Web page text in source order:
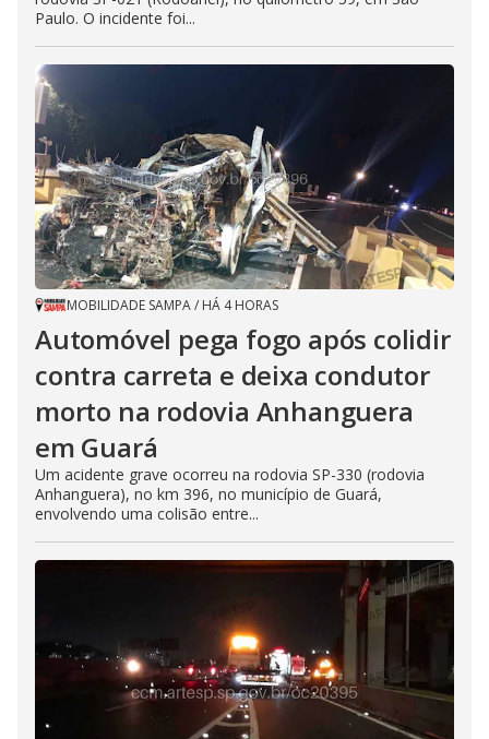
Paulo. O incidente foi...
MOBILIDADE SAMPA/ HÁ 4 HORAS
Automóvel pega fogo após colidir
contra carreta e deixa condutor
morto na rodovia Anhanguera
em Guará
Um acidente grave ocorreu na rodovia SP-330 (rodovia
Anhanguera), no km 396, no município de Guará,
envolvendo uma colisão entre...